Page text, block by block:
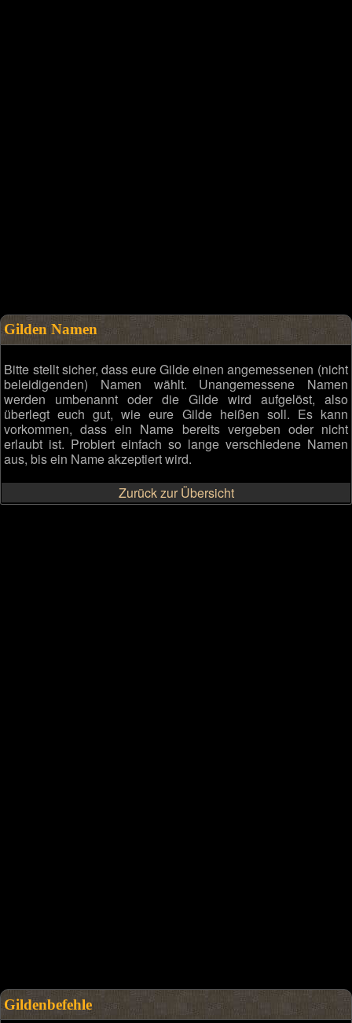
Gilden Namen
Bitte stellt sicher, dass eure Gilde einen angemessenen (nicht
beleidigenden) Namen wählt. Unangemessene Namen
werden umbenannt oder die Gilde wird aufgelöst, also
überlegt euch gut, wie eure Gilde heißen soll. Es kann
vorkommen, dass ein Name bereits vergeben oder nicht
erlaubt ist. Probiert einfach so lange verschiedene Namen
aus, bis ein Name akzeptiert wird.
Zurück zur Übersicht
Gildenbefehle